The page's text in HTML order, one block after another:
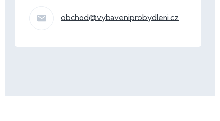
obchod@vybaveniprobydleni.cz